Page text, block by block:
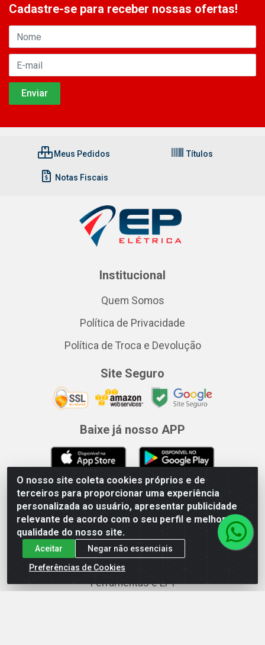
O nosso site coleta cookies próprios e de
terceiros para proporcionar uma experiência
personalizada ao usuário, apresentar publicidade
relevante de acordo com o seu perfil e melhorar a
qualidade do nosso site.
Aceitar
Negar não essenciais
Preferências de Cookies
Cadastre-se para receber nossas ofertas!
Meus Pedidos Títulos
Notas Fiscais
Institucional
Quem Somos
Política de Privacidade
Política de Troca e Devolução
Site Seguro
Baixe já nosso APP
Departamentos
Agro
Climatização
Elétrica
Ferramentas e EPI